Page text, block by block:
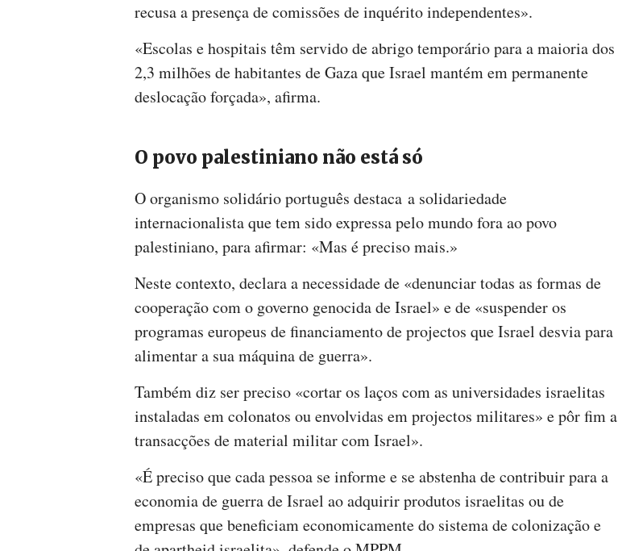
recusa a presença de comissões de inquérito independentes».
«Escolas e hospitais têm servido de abrigo temporário para a maioria dos
2,3 milhões de habitantes de Gaza que Israel mantém em permanente
deslocação forçada», afirma.
O povo palestiniano não está só
O organismo solidário português destaca a solidariedade
internacionalista que tem sido expressa pelo mundo fora ao povo
palestiniano, para afirmar: «Mas é preciso mais.»
Neste contexto, declara a necessidade de «denunciar todas as formas de
cooperação com o governo genocida de Israel» e de «suspender os
programas europeus de financiamento de projectos que Israel desvia para
alimentar a sua máquina de guerra».
Também diz ser preciso «cortar os laços com as universidades israelitas
instaladas em colonatos ou envolvidas em projectos militares» e pôr fim a
transacções de material militar com Israel».
«É preciso que cada pessoa se informe e se abstenha de contribuir para a
economia de guerra de Israel ao adquirir produtos israelitas ou de
empresas que beneficiam economicamente do sistema de colonização e